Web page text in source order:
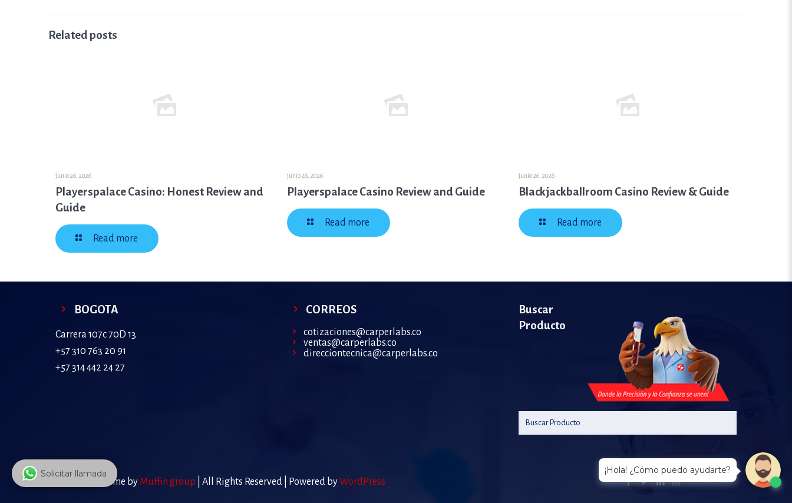
Related posts
junio 26, 2026
Playerspalace Casino: Honest Review and
Guide
Read more
junio 26, 2026
Playerspalace Casino Review and Guide
Read more
junio 26, 2026
Blackjackballroom Casino Review & Guide
Read more
BOGOTA
Carrera 107c 70D 13
+57 310 763 20 91
+57 314 442 24 27
CORREOS
cotizaciones@carperlabs.co
ventas@carperlabs.co
direcciontecnica@carperlabs.co
Buscar
Producto
© 2026 Betheme by Muffin group | All Rights Reserved | Powered byWordPress
¡Hola! ¿Cómo puedo ayudarte?
Solicitar llamada